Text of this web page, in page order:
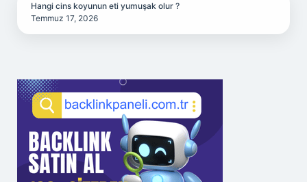
Hangi cins koyunun eti yumuşak olur ?
Temmuz 17, 2026